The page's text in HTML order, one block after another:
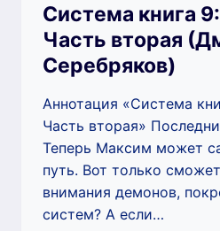
Система книга
Часть вторая
Серебряков)
Аннотация «Система
Часть вторая»
Теперь Максим может
путь. Вот только
внимания демонов,
систем? А если…